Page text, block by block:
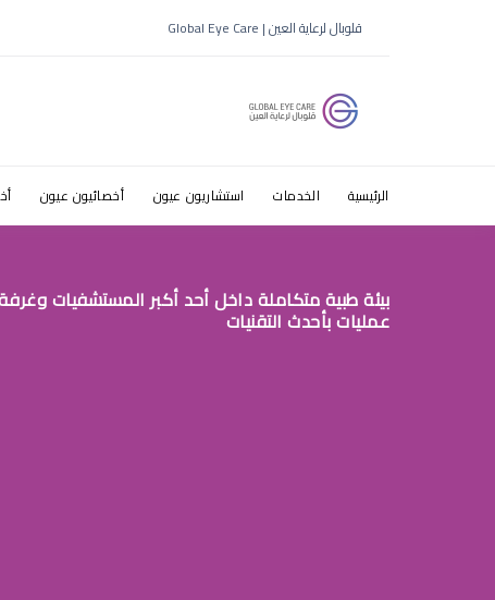
طبيب عيون
قلوبال لرعاية العين | Global Eye Care
الرئيسية الخدمات استشاريون عيون أخصائيون عيون
بيئة طبية متكاملة داخل أحد أكبر المستشفيات
عمليات بأحدث التقنيات